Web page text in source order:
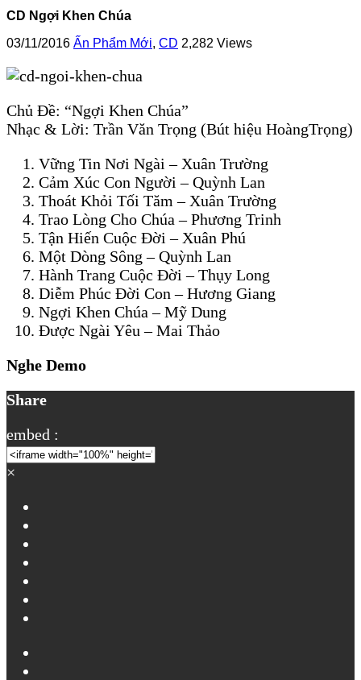
CD Ngợi Khen Chúa
03/11/2016 Ấn Phẩm Mới, CD 2,282 Views
Chủ Đề: “Ngợi Khen Chúa”
Nhạc & Lời: Trần Văn Trọng (Bút hiệu HoàngTrọng)
Vững Tin Nơi Ngài – Xuân Trường
Cảm Xúc Con Người – Quỳnh Lan
Thoát Khỏi Tối Tăm – Xuân Trường
Trao Lòng Cho Chúa – Phương Trinh
Tận Hiến Cuộc Đời – Xuân Phú
Một Dòng Sông – Quỳnh Lan
Hành Trang Cuộc Đời – Thụy Long
Diễm Phúc Đời Con – Hương Giang
Ngợi Khen Chúa – Mỹ Dung
Được Ngài Yêu – Mai Thảo
Nghe Demo
Share
embed :
×